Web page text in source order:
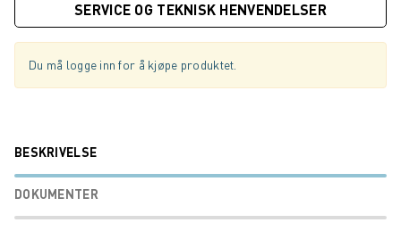
SERVICE OG TEKNISK HENVENDELSER
Du må logge inn for å kjøpe produktet.
BESKRIVELSE
DOKUMENTER